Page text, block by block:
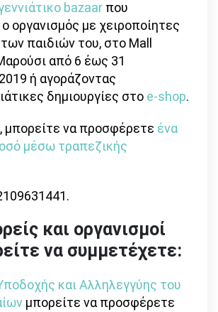
bazaar που
οργανισμός με χειροποίητες
παιδιών του, στο Mall
από 6 έως 31
ή αγοράζοντας
δημιουργίες στο e-shop.
μπορείτε να προσφέρετε ένα
μέσω τραπεζικής
και οργανισμοί
να συμμετέχετε:
και Αλληλεγγύης του
μπορείτε να προσφέρετε